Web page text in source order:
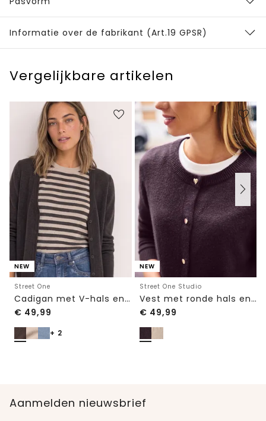
Informatie over de fabrikant (Art.19 GPSR)
Vergelijkbare artikelen
NEW
Street One
Cadigan met V-hals en knoopsluiting
€ 49,99
+ 2
NEW
Street One Studio
Vest met ronde hals en knopen
€ 49,99
Aanmelden nieuwsbrief